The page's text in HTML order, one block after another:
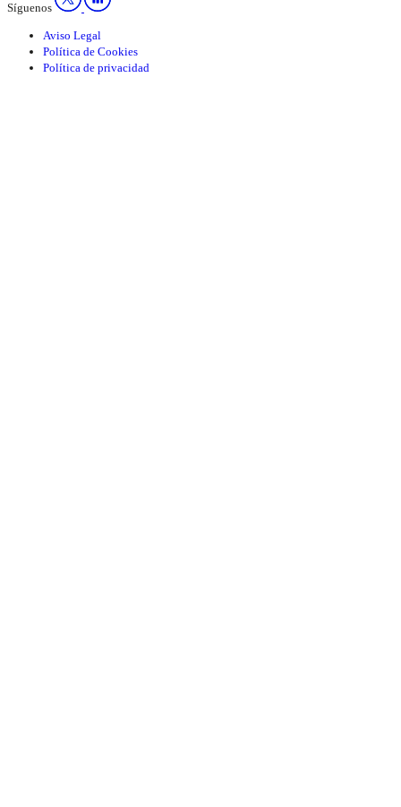
Síguenos
Aviso Legal
Política de Cookies
Política de privacidad